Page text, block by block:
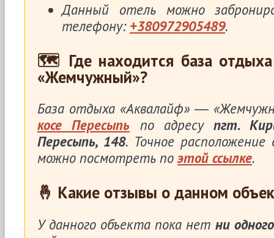
Данный отель можно
телефону: +380972905489.
🗺 Где находится база
«Жемчужный»?
База отдыха «Аквалайф» ―
косе Пересыпь по адресупгт.
Пересыпь, 148. Точное
можно посмотреть поэтой ссылке.
🤞 Какие отзывы о данном
У данного объекта пока нет ни одного